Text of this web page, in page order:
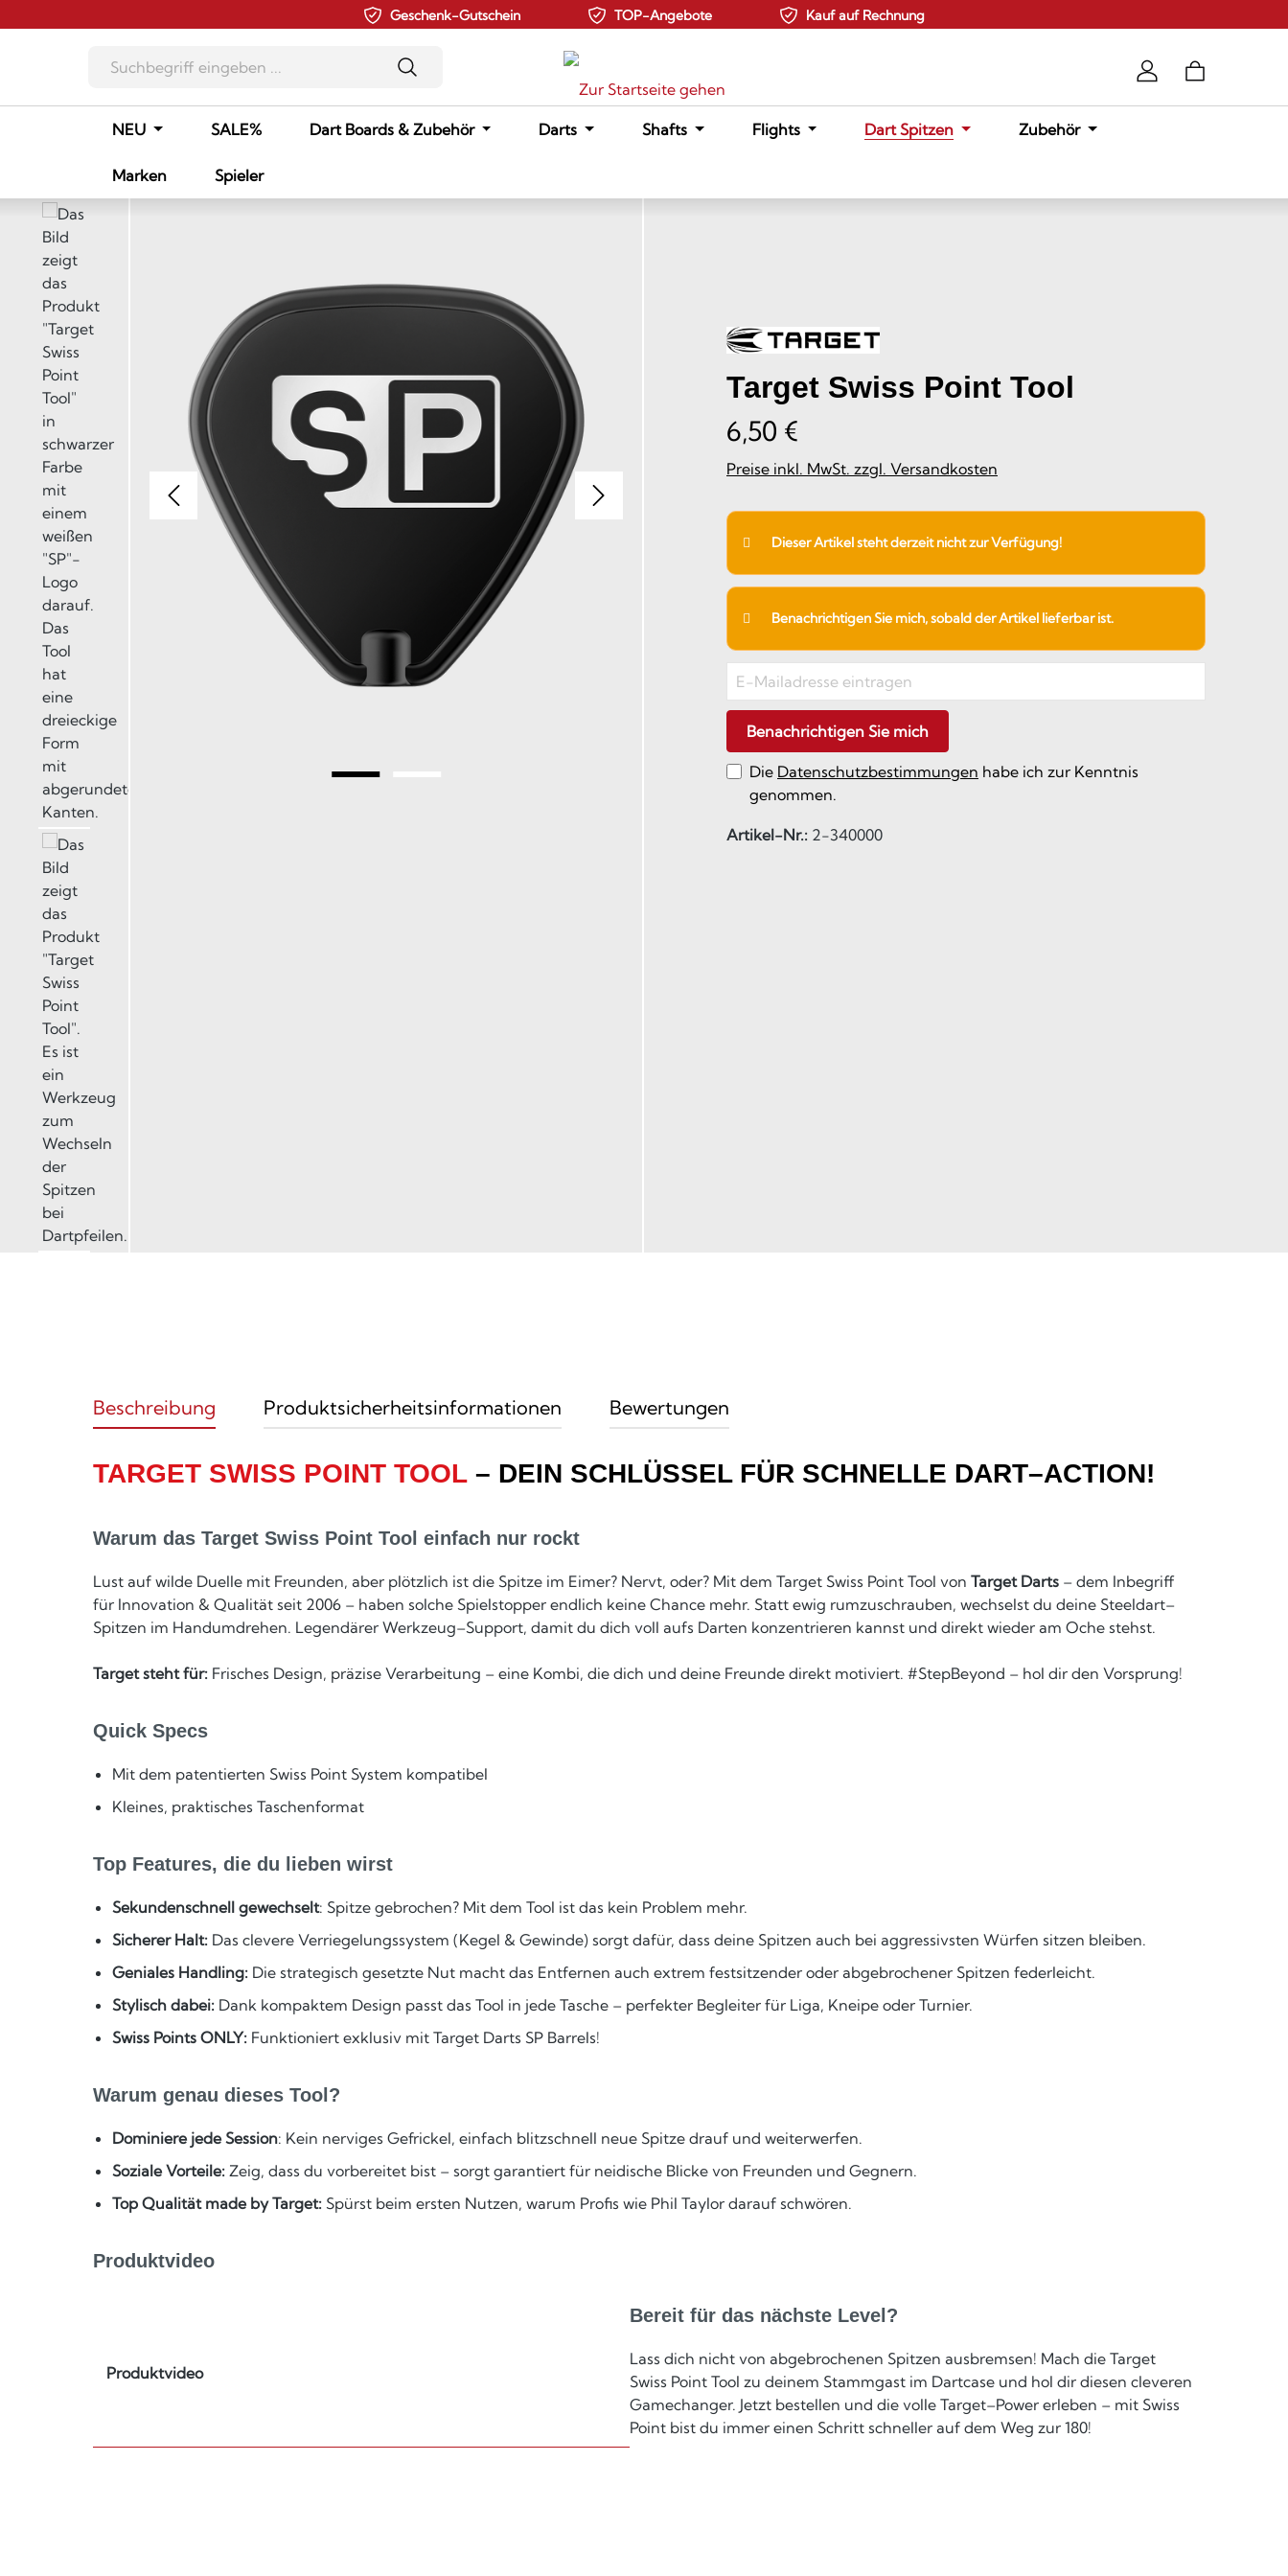
Geschenk-Gutschein TOP-Angebote Kauf auf Rechnung
NEU SALE% Dart Boards & Zubehör Darts Shafts Flights Dart Spitzen Zubehör
Marken
Spieler
Bildergalerie überspringen
Target Swiss Point Tool
6,50 €
Preise inkl. MwSt. zzgl. Versandkosten
Dieser Artikel steht derzeit nicht zur Verfügung!
Benachrichtigen Sie mich, sobald der Artikel lieferbar ist.
Benachrichtigen Sie mich
Die Datenschutzbestimmungen habe ich zur Kenntnis
genommen.
Artikel-Nr.: 2-340000
Beschreibung Produktsicherheitsinformationen Bewertungen
TARGET SWISS POINT TOOL – DEIN SCHLÜSSEL FÜR SCHNELLE DART–ACTION!
Warum das Target Swiss Point Tool einfach nur rockt
Lust auf wilde Duelle mit Freunden, aber plötzlich ist die Spitze im Eimer? Nervt, oder? Mit dem Target Swiss Point Tool von Target Darts – dem Inbegriff
für Innovation & Qualität seit 2006 – haben solche Spielstopper endlich keine Chance mehr. Statt ewig rumzuschrauben, wechselst du deine Steeldart–
Spitzen im Handumdrehen. Legendärer Werkzeug–Support, damit du dich voll aufs Darten konzentrieren kannst und direkt wieder am Oche stehst.
Target steht für: Frisches Design, präzise Verarbeitung – eine Kombi, die dich und deine Freunde direkt motiviert. #StepBeyond – hol dir den Vorsprung!
Quick Specs
Mit dem patentierten Swiss Point System kompatibel
Kleines, praktisches Taschenformat
Top Features, die du lieben wirst
Sekundenschnell gewechselt: Spitze gebrochen? Mit dem Tool ist das kein Problem mehr.
Sicherer Halt: Das clevere Verriegelungssystem (Kegel & Gewinde) sorgt dafür, dass deine Spitzen auch bei aggressivsten Würfen sitzen bleiben.
Geniales Handling: Die strategisch gesetzte Nut macht das Entfernen auch extrem festsitzender oder abgebrochener Spitzen federleicht.
Stylisch dabei: Dank kompaktem Design passt das Tool in jede Tasche – perfekter Begleiter für Liga, Kneipe oder Turnier.
Swiss Points ONLY: Funktioniert exklusiv mit Target Darts SP Barrels!
Warum genau dieses Tool?
Dominiere jede Session: Kein nerviges Gefrickel, einfach blitzschnell neue Spitze drauf und weiterwerfen.
Soziale Vorteile: Zeig, dass du vorbereitet bist – sorgt garantiert für neidische Blicke von Freunden und Gegnern.
Top Qualität made by Target: Spürst beim ersten Nutzen, warum Profis wie Phil Taylor darauf schwören.
Produktvideo
Produktvideo
Bereit für das nächste Level?
Lass dich nicht von abgebrochenen Spitzen ausbremsen! Mach die Target
Swiss Point Tool zu deinem Stammgast im Dartcase und hol dir diesen cleveren
Gamechanger. Jetzt bestellen und die volle Target–Power erleben – mit Swiss
Point bist du immer einen Schritt schneller auf dem Weg zur 180!